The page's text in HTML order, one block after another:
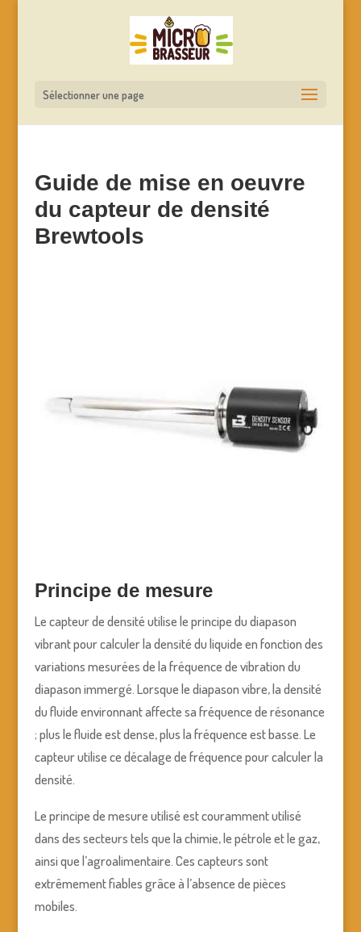
Sélectionner une page
Guide de mise en oeuvre
du capteur de densité
Brewtools
Principe de mesure
Le capteur de densité utilise le principe du diapason
vibrant pour calculer la densité du liquide en fonction des
variations mesurées de la fréquence de vibration du
diapason immergé. Lorsque le diapason vibre, la densité
du fluide environnant affecte sa fréquence de résonance
; plus le fluide est dense, plus la fréquence est basse. Le
capteur utilise ce décalage de fréquence pour calculer la
densité.
Le principe de mesure utilisé est couramment utilisé
dans des secteurs tels que la chimie, le pétrole et le gaz,
ainsi que l’agroalimentaire. Ces capteurs sont
extrêmement fiables grâce à l’absence de pièces
mobiles.